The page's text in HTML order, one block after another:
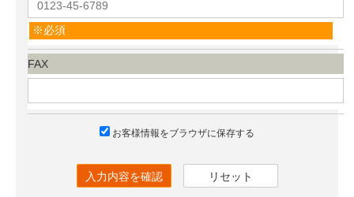
必須
FAX
お客様情報をブラウザに保存する
入力内容を確認 リセット